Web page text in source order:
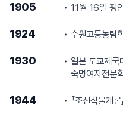
1905 11월 16일 평
1924 수원고등농림
1930
일본 도쿄제국
숙명여자전문
1944 『조선식물개론